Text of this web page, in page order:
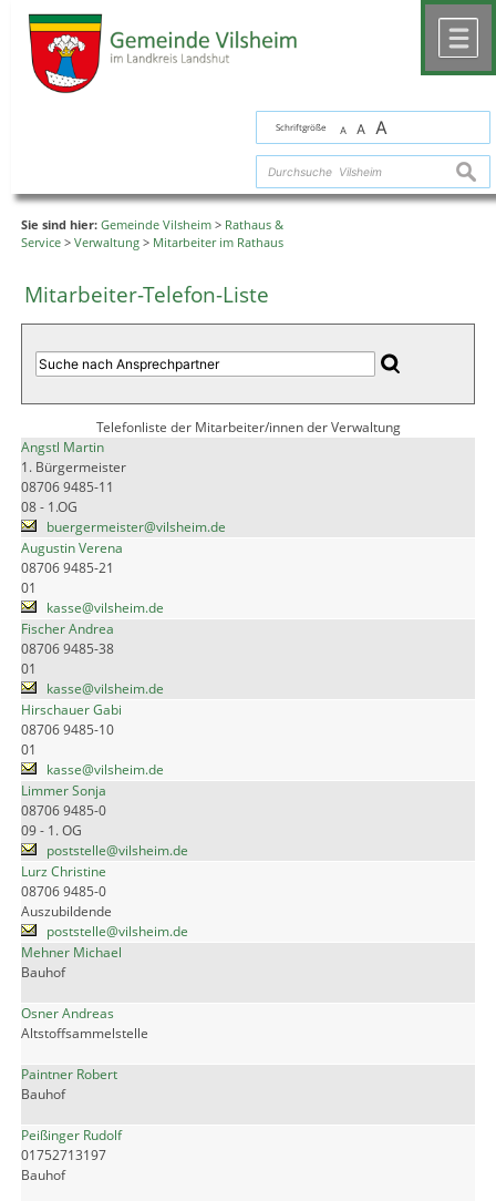
Schriftgröße A A A
Sie sind hier: Gemeinde Vilsheim > Rathaus &
Service > Verwaltung > Mitarbeiter im Rathaus
Mitarbeiter-Telefon-Liste
Telefonliste der Mitarbeiter/innen der Verwaltung
Angstl Martin
1. Bürgermeister
08706 9485-11
08 - 1.OG
buergermeister@vilsheim.de
Augustin Verena
08706 9485-21
01
kasse@vilsheim.de
Fischer Andrea
08706 9485-38
01
kasse@vilsheim.de
Hirschauer Gabi
08706 9485-10
01
kasse@vilsheim.de
Limmer Sonja
08706 9485-0
09 - 1. OG
poststelle@vilsheim.de
Lurz Christine
08706 9485-0
Auszubildende
poststelle@vilsheim.de
Mehner Michael
Bauhof
Osner Andreas
Altstoffsammelstelle
Paintner Robert
Bauhof
Peißinger Rudolf
01752713197
Bauhof